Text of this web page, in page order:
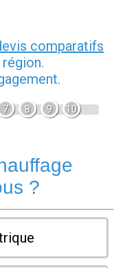
comparatifs
7 8 9 10
?